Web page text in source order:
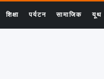
शिक्षा पर्यटन सामाजिक यूथ